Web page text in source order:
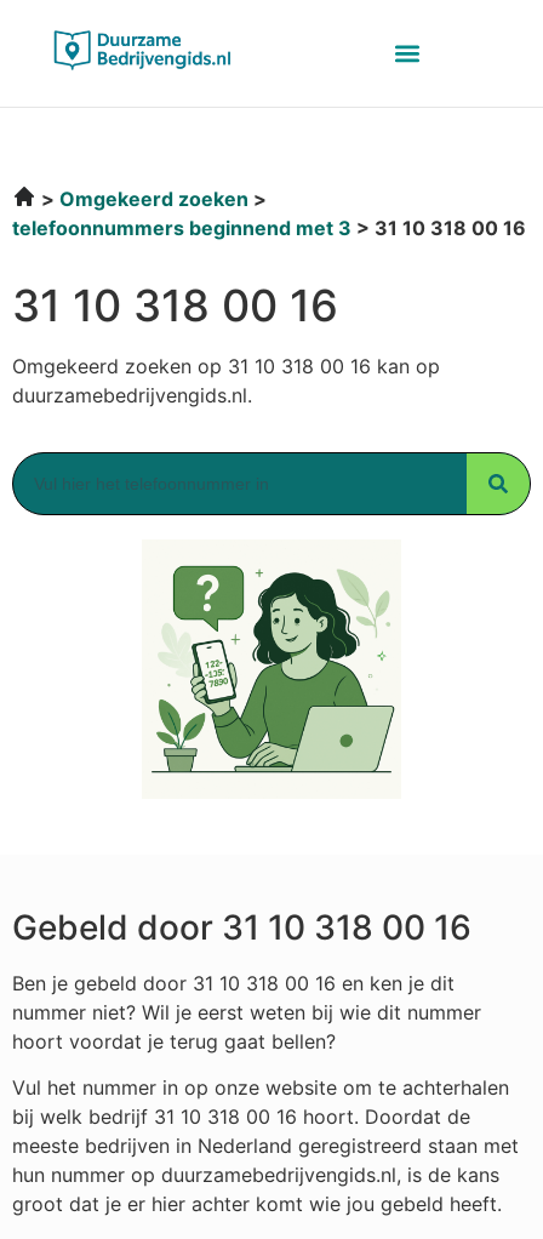
Omgekeerd zoeken
telefoonnummers beginnend met 3
31 10 318 00 16
31 10 318 00 16
Omgekeerd zoeken op 31 10 318 00 16 kan op
duurzamebedrijvengids.nl.
Gebeld door 31 10 318 00 16
Ben je gebeld door 31 10 318 00 16 en ken je dit
nummer niet? Wil je eerst weten bij wie dit nummer
hoort voordat je terug gaat bellen?
Vul het nummer in op onze website om te achterhalen
bij welk bedrijf 31 10 318 00 16 hoort. Doordat de
meeste bedrijven in Nederland geregistreerd staan met
hun nummer op duurzamebedrijvengids.nl, is de kans
groot dat je er hier achter komt wie jou gebeld heeft.